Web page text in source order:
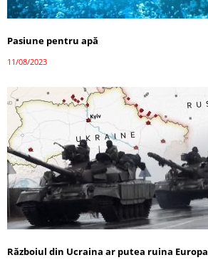
Pasiune pentru apă
11/08/2023
Războiul din Ucraina ar putea ruina Europa